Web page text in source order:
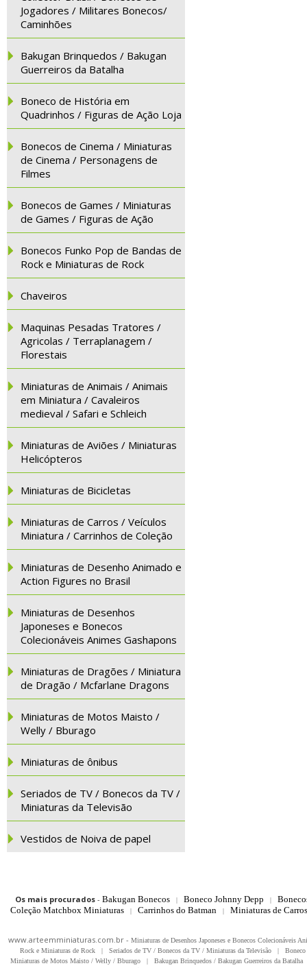
Jogadores / Militares Bonecos/
Caminhões
Bakugan Brinquedos / Bakugan
Guerreiros da Batalha
Boneco de História em
Quadrinhos / Figuras de Ação Loja
Bonecos de Cinema / Miniaturas
de Cinema / Personagens de
Filmes
Bonecos de Games / Miniaturas
de Games / Figuras de Ação
Bonecos Funko Pop de Bandas de
Rock e Miniaturas de Rock
Chaveiros
Maquinas Pesadas Tratores /
Agricolas / Terraplanagem /
Florestais
Miniaturas de Animais / Animais
em Miniatura / Cavaleiros
medieval / Safari e Schleich
Miniaturas de Aviões / Miniaturas
Helicópteros
Miniaturas de Bicicletas
Miniaturas de Carros / Veículos
Miniatura / Carrinhos de Coleção
Miniaturas de Desenho Animado e
Action Figures no Brasil
Miniaturas de Desenhos
Japoneses e Bonecos
Colecionáveis Animes Gashapons
Miniaturas de Dragões / Miniatura
de Dragão / Mcfarlane Dragons
Miniaturas de Motos Maisto /
Welly / Bburago
Miniaturas de ônibus
Seriados de TV / Bonecos da TV /
Miniaturas da Televisão
Vestidos de Noiva de papel
Os mais procurados- Bakugan Bonecos | Boneco Johnny Depp |
Coleção Matchbox Miniaturas
| Carrinhos do Batman | Miniaturas de
www.arteemminiaturas.com.br - Miniaturas de Desenhos Japoneses e Bonecos Colecionáveis
Rock e Miniaturas de Rock
| Seriados de TV / Bonecos da TV / Miniaturas da Televisão |
Miniaturas de Motos Maisto / Welly / Bburago
| Bakugan Brinquedos / Bakugan Guerreiros da Batalha